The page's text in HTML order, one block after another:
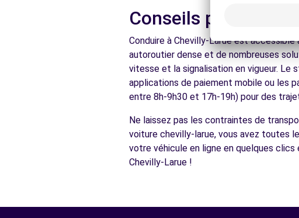
Voir toutes les agences
Conseils pratiques
Conduire à Chevilly-Larue est
autoroutier dense et de nombreuses
vitesse et la signalisation en vigueur.
applications de paiement mobile ou les
entre 8h-9h30 et 17h-19h) pour des
Ne laissez pas les contraintes de
voiture chevilly-larue, vous avez toutes
votre véhicule en ligne en quelques
Chevilly-Larue !